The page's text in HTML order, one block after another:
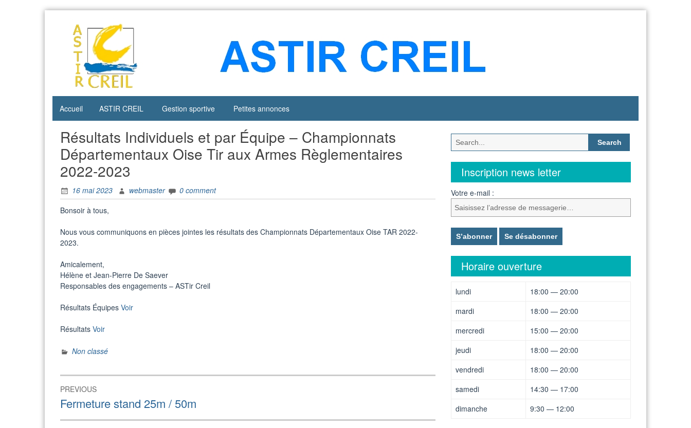
Accueil ASTIR CREIL Gestion sportive Petites annonces
Résultats Individuels et par Équipe – Championnats
Départementaux Oise Tir aux Armes Règlementaires
2022-2023
16 mai 2023 webmaster
0 comment
Bonsoir à tous,
Nous vous communiquons en pièces jointes les résultats des Championnats Départementaux Oise TAR 2022-
2023.
Amicalement,
Hélène et Jean-Pierre De Saever
Responsables des engagements – ASTir Creil
Résultats Équipes Voir
Résultats Voir
Non classé
Navigation
de
l’article
PREVIOUS
Previous
post:
Fermeture stand 25m / 50m
Search
for:
Inscription news letter
Votre e-mail :
Horaire ouverture
lundi
18:00 — 20:00
mardi
18:00 — 20:00
mercredi
15:00 — 20:00
jeudi
18:00 — 20:00
vendredi
18:00 — 20:00
samedi
14:30 — 17:00
dimanche
9:30 — 12:00